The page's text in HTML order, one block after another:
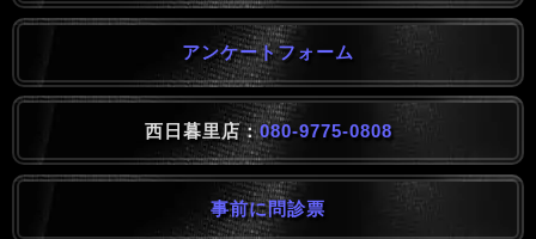
アンケートフォーム
西日暮里店：080-9775-0808
事前に問診票